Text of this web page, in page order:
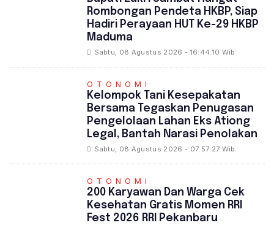
Rombongan Pendeta HKBP, Siap
Hadiri Perayaan HUT Ke-29 HKBP
Maduma
Sabtu, 08 Agustus 2026 - 16:44:10 Wib
OTONOMI
‎Kelompok Tani Kesepakatan
Bersama Tegaskan Penugasan
Pengelolaan Lahan Eks Ationg
Legal, Bantah Narasi Penolakan
Sabtu, 08 Agustus 2026 - 07:57:27 Wib
OTONOMI
‎200 Karyawan Dan Warga Cek
Kesehatan Gratis Momen RRI
Fest 2026 RRI Pekanbaru